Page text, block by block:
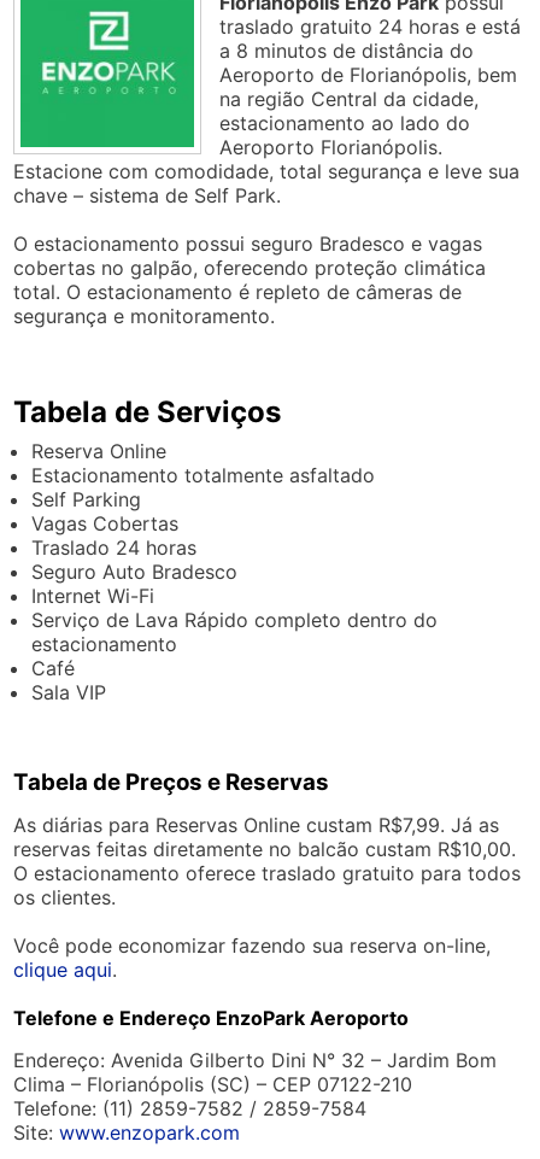
traslado gratuito 24 horas e está
a 8 minutos de distância do
Aeroporto de Florianópolis, bem
na região Central da cidade,
estacionamento ao lado do
Aeroporto Florianópolis.
Estacione com comodidade, total segurança e leve sua
chave – sistema de Self Park.
O estacionamento possui seguro Bradesco e vagas
cobertas no galpão, oferecendo proteção climática
total. O estacionamento é repleto de câmeras de
segurança e monitoramento.
Tabela de Serviços
Reserva Online
Estacionamento totalmente asfaltado
Self Parking
Vagas Cobertas
Traslado 24 horas
Seguro Auto Bradesco
Internet Wi-Fi
Serviço de Lava Rápido completo dentro do
estacionamento
Café
Sala VIP
Tabela de Preços e Reservas
As diárias para Reservas Online custam R$7,99. Já as
reservas feitas diretamente no balcão custam R$10,00.
O estacionamento oferece traslado gratuito para todos
os clientes.
Você pode economizar fazendo sua reserva on-line,
clique aqui.
Telefone e Endereço EnzoPark Aeroporto
Endereço: Avenida Gilberto Dini N° 32 – Jardim Bom
Clima – Florianópolis (SC) – CEP 07122-210
Telefone: (11) 2859-7582 / 2859-7584
Site:www.enzopark.com